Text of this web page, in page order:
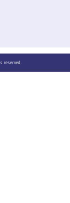
reserved.